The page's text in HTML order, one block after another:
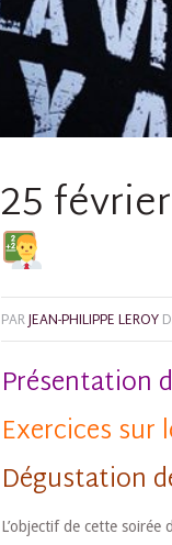
25
PARJEAN-PHILIPPE LEROY
Présentation
Exercices sur
Dégustation
L’objectif de cette soirée